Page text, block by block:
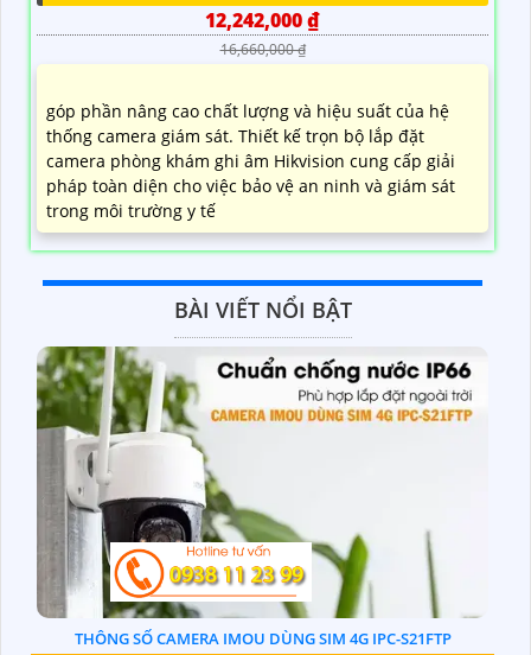
12,242,000 ₫
16,660,000 ₫
góp phần nâng cao chất lượng và hiệu suất của hệ
thống camera giám sát. Thiết kế trọn bộ lắp đặt
camera phòng khám ghi âm Hikvision cung cấp giải
pháp toàn diện cho việc bảo vệ an ninh và giám sát
trong môi trường y tế
BÀI VIẾT NỔI BẬT
THÔNG SỐ CAMERA IMOU DÙNG SIM 4G IPC-S21FTP